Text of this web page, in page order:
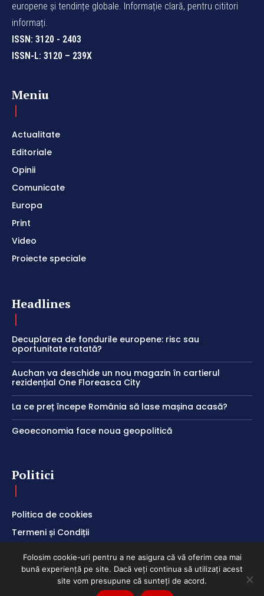
europene și tendințe globale. Informație clară, pentru cititori
informați.
ISSN: 3120 - 2403
ISSN-L: 3120 – 239X
Meniu
Actualitate
Editoriale
Opinii
Comunicate
Europa
Print
Video
Proiecte speciale
Headlines
Decuplarea de fondurile europene: risc sau
oportunitate ratată?
Auchan va deschide un nou magazin în cartierul
rezidențial One Floreasca City
La ce preț începe România să lase mașina acasă?
Geoeconomia face noua geopolitică
Politici
Politica de cookies
Termeni și Condiții
Folosim cookie-uri pentru a ne asigura că vă oferim cea mai
bună experiență pe site. Dacă veți continua să utilizați acest
site vom presupune că sunteți de acord.